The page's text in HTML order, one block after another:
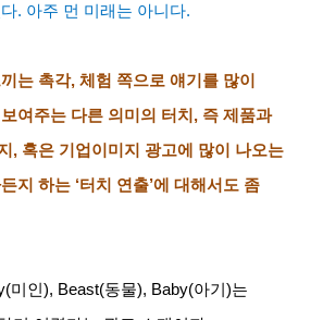
. 아주 먼 미래는 아니다.
는 촉각,체험 쪽으로 얘기를 많이
여주는 다른 의미의 터치 , 즉 제품과
, 혹은 기업이미지 광고에 많이 나오는
지 하는 ‘터치 연출’에 대해서도 좀
미인), Beast(동물), Baby(아기)는